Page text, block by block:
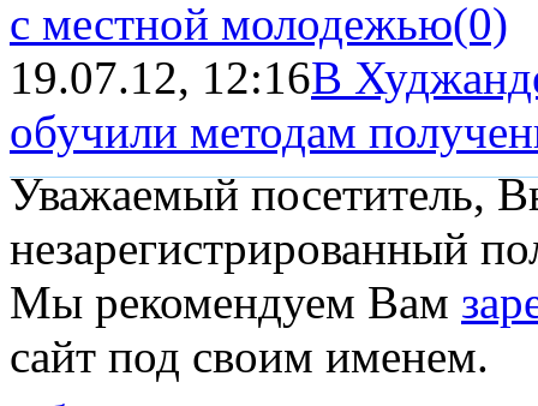
с местной молодежью(0)
19.07.12, 12:16В
обучили методам
Уважаемый посетитель,
незарегистрированный
Мы рекомендуем Вам
сайт под своим именем.